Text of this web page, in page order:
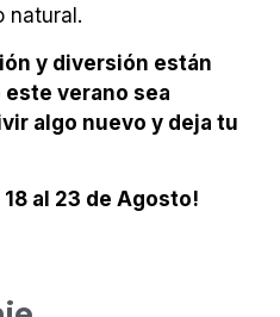
natural.
y diversión están
este verano sea
algo nuevo y deja tu
18 al 23 de Agosto!